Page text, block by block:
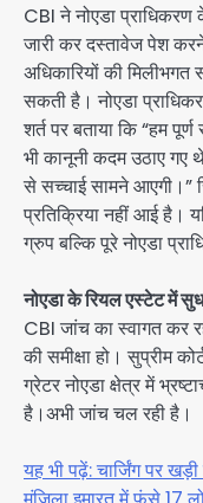
CBI ने नोएडा प्राधिकरण
जारी कर दस्तावेज पेश
अधिकारियों की मिलीभगत
सकती है। नोएडा
शर्त पर बताया कि “हम
भी कानूनी कदम उठाए गए
से सच्चाई सामने आएगी।”
प्रतिक्रिया नहीं आई है।
ग्रुप बल्कि पूरे नोएडा
नोएडा के रियल एस्टेट में
CBI जांच का स्वागत कर
की समीक्षा हो। सुप्रीम
ग्रेटर नोएडा क्षेत्र में
है।अभी जांच चल रही है।
यह भी पढ़ें: चार्जिंग पर